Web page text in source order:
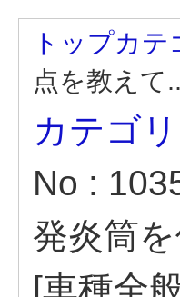
トップカテ
点を教えて
カテゴ
No :
発炎筒
[車種全